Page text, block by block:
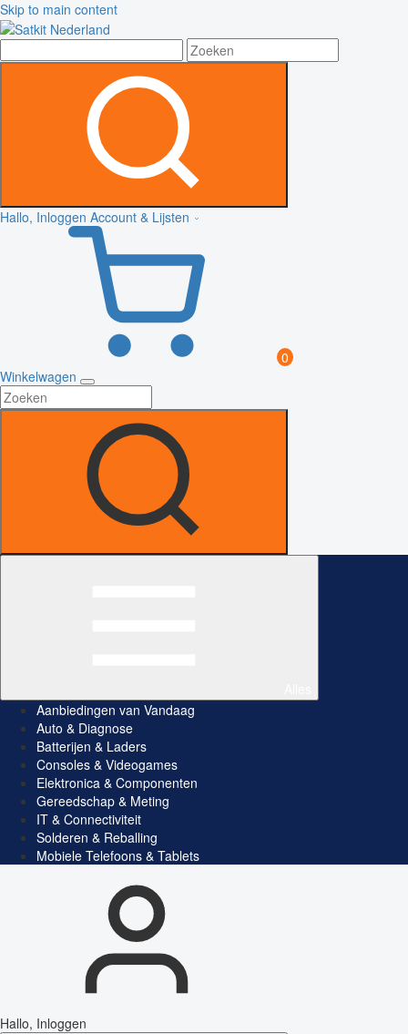
Skip to main content
Hallo, Inloggen Account & Lijsten
0
Winkelwagen
Aanbiedingen van Vandaag
Auto & Diagnose
Batterijen & Laders
Consoles & Videogames
Elektronica & Componenten
Gereedschap & Meting
IT & Connectiviteit
Solderen & Reballing
Mobiele Telefoons & Tablets
Hallo, Inloggen